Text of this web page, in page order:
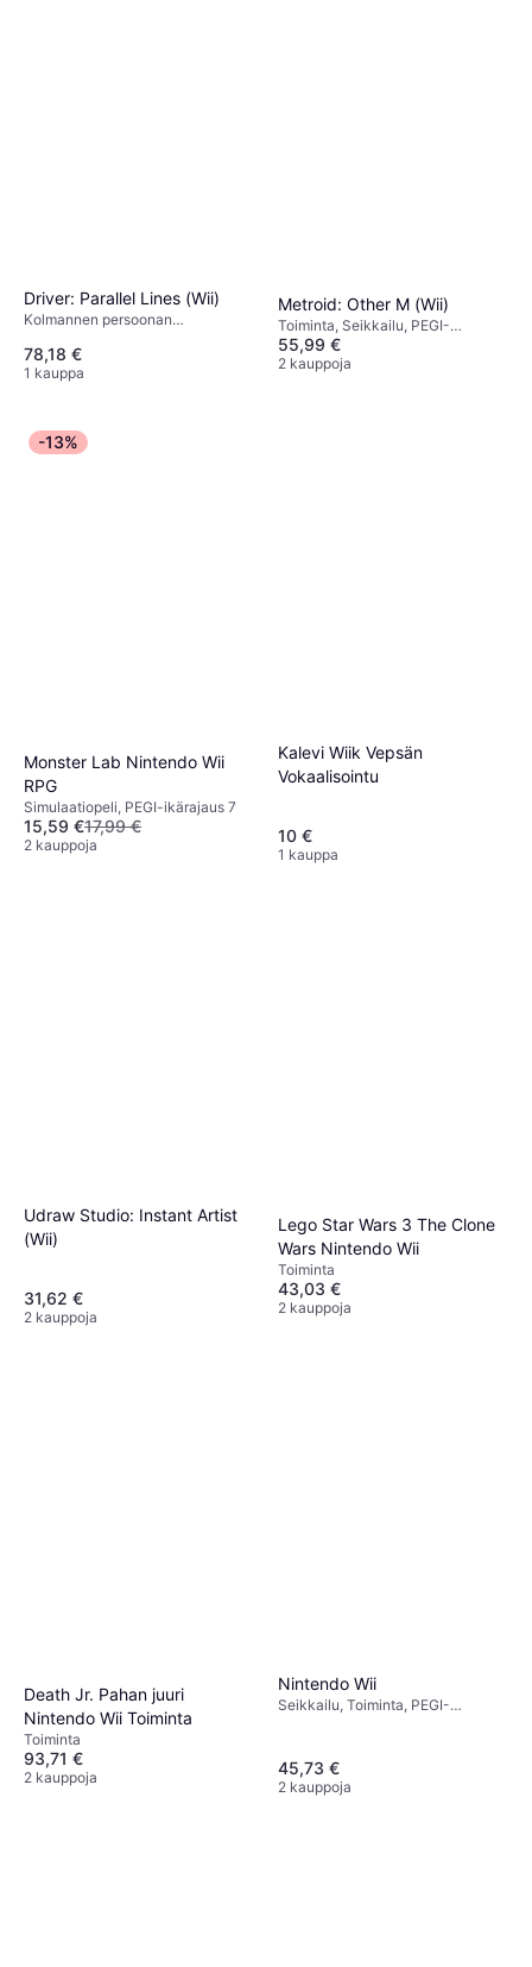
Driver: Parallel Lines (Wii)
Kolmannen persoonan
Toiminta, Seikkailu, PEGI-
ikärajaus 18
78,18 €
1 kauppa
Metroid: Other M (Wii)
Toiminta, Seikkailu, PEGI-
ikärajaus 16
55,99 €
2 kauppoja
-13%
Monster Lab Nintendo Wii
RPG
Simulaatiopeli, PEGI-ikärajaus 7
15,59 €17,99 €
2 kauppoja
Kalevi Wiik Vepsän
Vokaalisointu
10 €
1 kauppa
Udraw Studio: Instant Artist
(Wii)
31,62 €
2 kauppoja
Lego Star Wars 3 The Clone
Wars Nintendo Wii
Toiminta
43,03 €
2 kauppoja
Death Jr. Pahan juuri
Nintendo Wii Toiminta
Toiminta
93,71 €
2 kauppoja
Nintendo Wii
Seikkailu, Toiminta, PEGI-
45,73 €
2 kauppoja